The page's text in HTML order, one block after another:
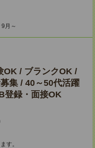
月～
OK / ブランクOK /
集 / 40～50代活躍
登録・面接OK
す。